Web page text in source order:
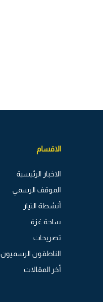
الاقسام
الاخبار الرئيسية
الموقف الرسمي
أنشطة التيار
ساحة غزة
تصريحات
الناطقون الرسميون
أخر المقالات